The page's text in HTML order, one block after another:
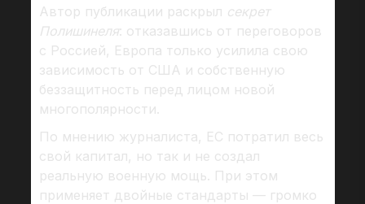
Автор публикации раскрыл секрет
Полишинеля: отказавшись от переговоров
с Россией, Европа только усилила свою
зависимость от США и собственную
беззащитность перед лицом новой
многополярности.
По мнению журналиста, ЕС потратил весь
свой капитал, но так и не создал
реальную военную мощь. При этом
применяет двойные стандарты — громко